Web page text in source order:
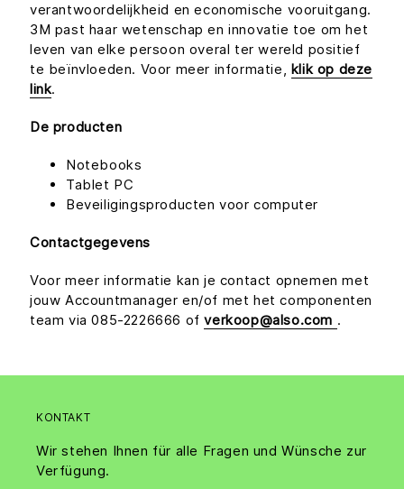
verantwoordelijkheid en economische vooruitgang.
3M past haar wetenschap en innovatie toe om het
leven van elke persoon overal ter wereld positief
te beïnvloeden. Voor meer informatie, klik op deze
link.
De producten
Notebooks
Tablet PC
Beveiligingsproducten voor computer
Contactgegevens
Voor meer informatie kan je contact opnemen met
jouw Accountmanager en/of met het componenten
team via 085-2226666 ofverkoop@also.com .
KONTAKT
Wir stehen Ihnen für alle Fragen und Wünsche zur
Verfügung.